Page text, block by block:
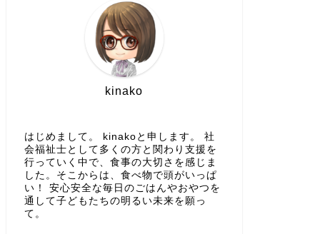
kinako
はじめまして。 kinakoと申します。 社
会福祉士として多くの方と関わり支援を
行っていく中で、食事の大切さを感じま
した。そこからは、食べ物で頭がいっぱ
い！ 安心安全な毎日のごはんやおやつを
通して子どもたちの明るい未来を願っ
て。